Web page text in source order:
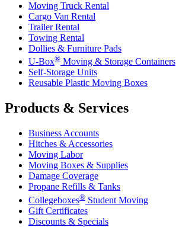
Moving Truck Rental
Cargo Van Rental
Trailer Rental
Towing Rental
Dollies & Furniture Pads
U-Box® Moving & Storage Containers
Self-Storage Units
Reusable Plastic Moving Boxes
Products & Services
Business Accounts
Hitches & Accessories
Moving Labor
Moving Boxes & Supplies
Damage Coverage
Propane Refills & Tanks
Collegeboxes® Student Moving
Gift Certificates
Discounts & Specials